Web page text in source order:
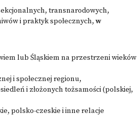
transnarodowych,
i praktyk społecznych, w
lub Śląskiem na przestrzeni wieków
i społecznej regionu,
i złożonych tożsamości (polskiej,
polsko-czeskie i inne relacje